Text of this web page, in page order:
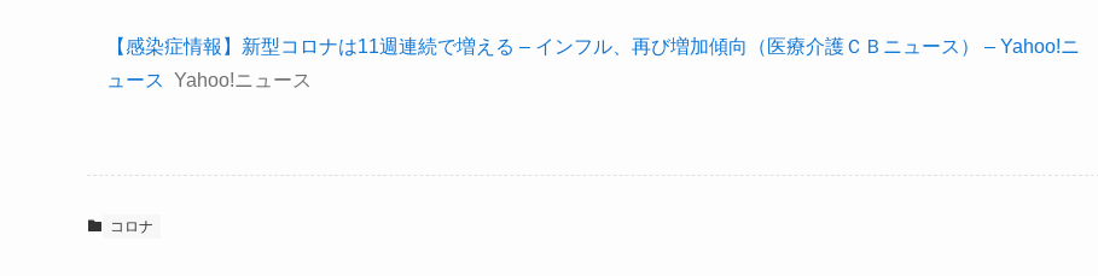
【感染症情報】新型コロナは11週連続で増える – インフル、再び増加傾向（医療介護ＣＢニュース） – Yahoo!ニ
ュース Yahoo!ニュース
コロナ